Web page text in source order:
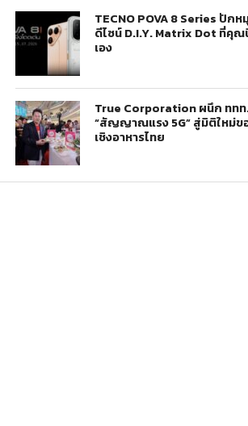
TECNO POVA 8 Series ปักห
ดีไซน์ D.I.Y. Matrix Dot ที่คุ
เอง
True Corporation ผนึก ททท
“สัญญาณแรง 5G” สู่มิติใหม่ข
เชิงอาหารไทย